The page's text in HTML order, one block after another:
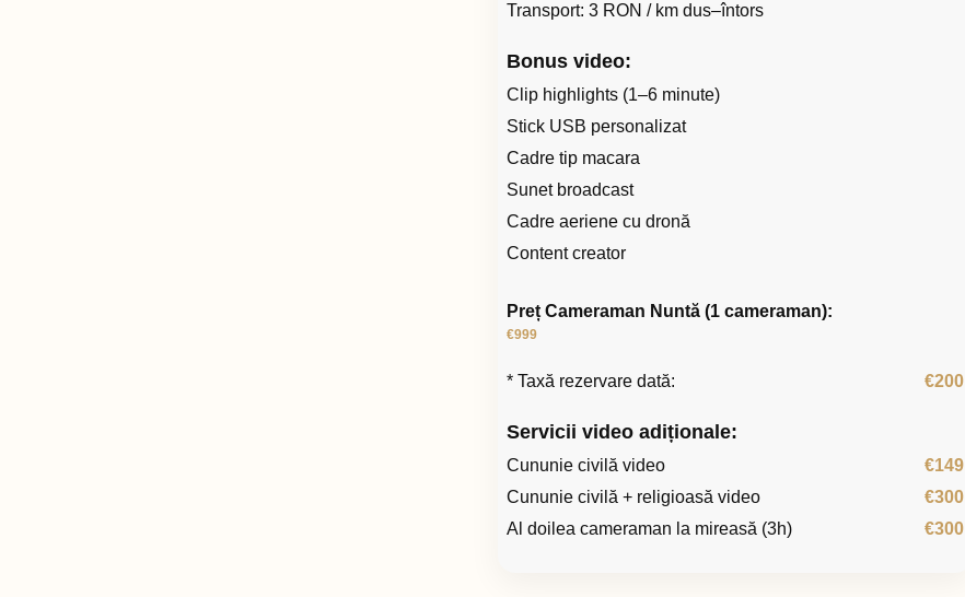
Transport: 3 RON / km dus–întors
Bonus video:
Clip highlights (1–6 minute)
Stick USB personalizat
Cadre tip macara
Sunet broadcast
Cadre aeriene cu dronă
Content creator
Preț Cameraman Nuntă (1 cameraman):
€999
* Taxă rezervare dată: €200
Servicii video adiționale:
Cununie civilă video
€149
Cununie civilă + religioasă video
€300
Al doilea cameraman la mireasă (3h)
€300